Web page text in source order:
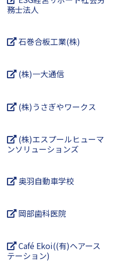
務士法人
石巻合板工業(株)
(株)一大通信
(株)うさぎやワークス
(株)エスプールヒューマ
ンソリューションズ
奥羽自動車学校
岡部歯科医院
Café Ekoi((有)ヘアース
テーション)